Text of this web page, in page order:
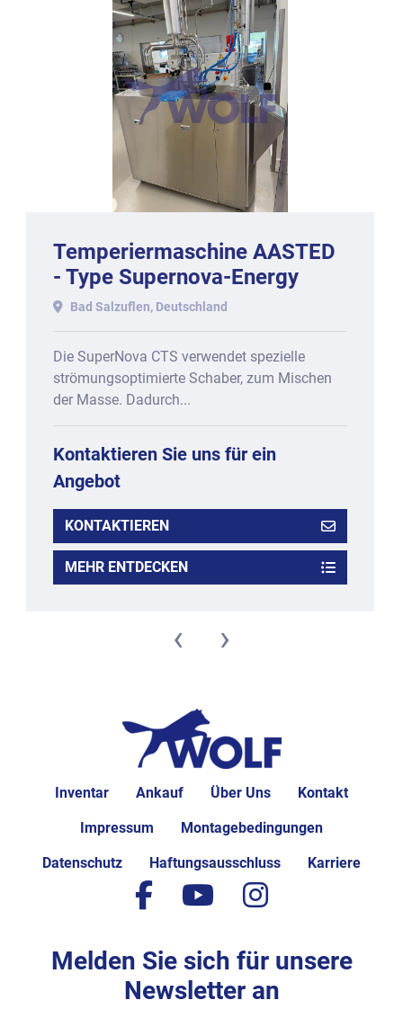
Temperiermaschine AASTED
- Type Supernova-Energy
SNE-200-CTS, Baujahr 2011.
Bad Salzuflen, Deutschland
Die SuperNova CTS verwendet spezielle
strömungsoptimierte Schaber, zum Mischen
der Masse. Dadurch...
Kontaktieren Sie uns für ein
Angebot
KONTAKTIEREN
MEHR ENTDECKEN
‹ ›
Inventar Ankauf Über Uns Kontakt
Impressum Montagebedingungen
Datenschutz Haftungsausschluss Karriere
facebook
youtubeinstagram
Melden Sie sich für unsere
Newsletter an